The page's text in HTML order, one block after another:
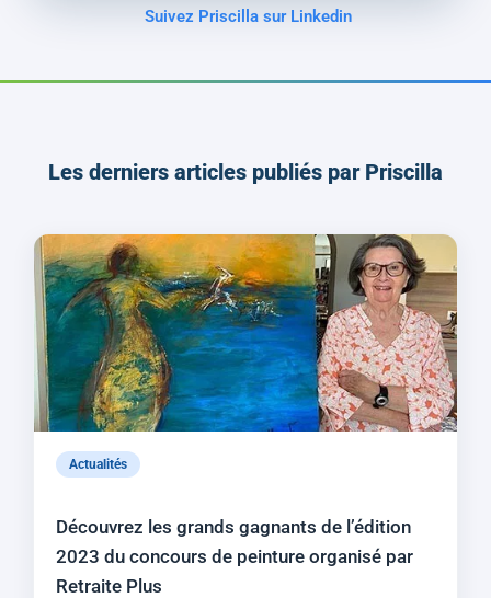
Suivez Priscilla sur Linkedin
Les derniers articles publiés par Priscilla
Actualités
Découvrez les grands gagnants de l’édition
2023 du concours de peinture organisé par
Retraite Plus